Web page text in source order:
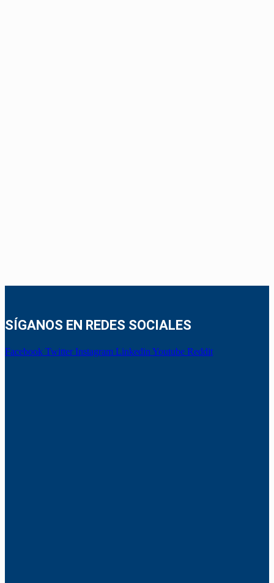
SÍGANOS EN REDES SOCIALES
Facebook Twitter Instagram Linkedin Youtube Reddit